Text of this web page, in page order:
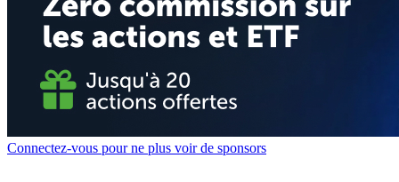
Connectez-vous pour ne plus voir de sponsors